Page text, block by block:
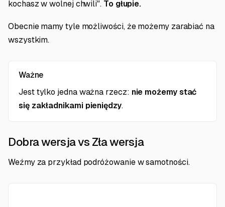
kochasz w wolnej chwili". To głupie.
Obecnie mamy tyle możliwości, że możemy zarabiać na
wszystkim.
Ważne
Jest tylko jedna ważna rzecz: nie możemy stać
się zakładnikami pieniędzy.
Dobra wersja vs Zła wersja
Weźmy za przykład podróżowanie w samotności.